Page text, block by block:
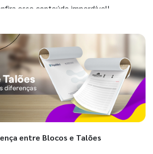
esse conteúdo imperdível!
entre Blocos e Talões